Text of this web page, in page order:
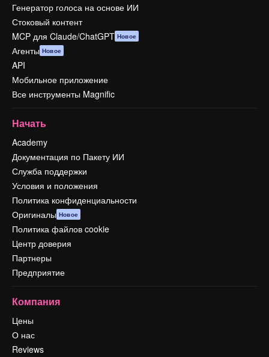
Генератор голоса на основе ИИ
Стоковый контент
MCP для Claude/ChatGPT Новое
Агенты Новое
API
Мобильное приложение
Все инструменты Magnific
Начать
Academy
Документация по Пакету ИИ
Служба поддержки
Условия и положения
Политика конфиденциальности
Оригиналы Новое
Политика файлов cookie
Центр доверия
Партнеры
Предприятие
Компания
Цены
О нас
Reviews